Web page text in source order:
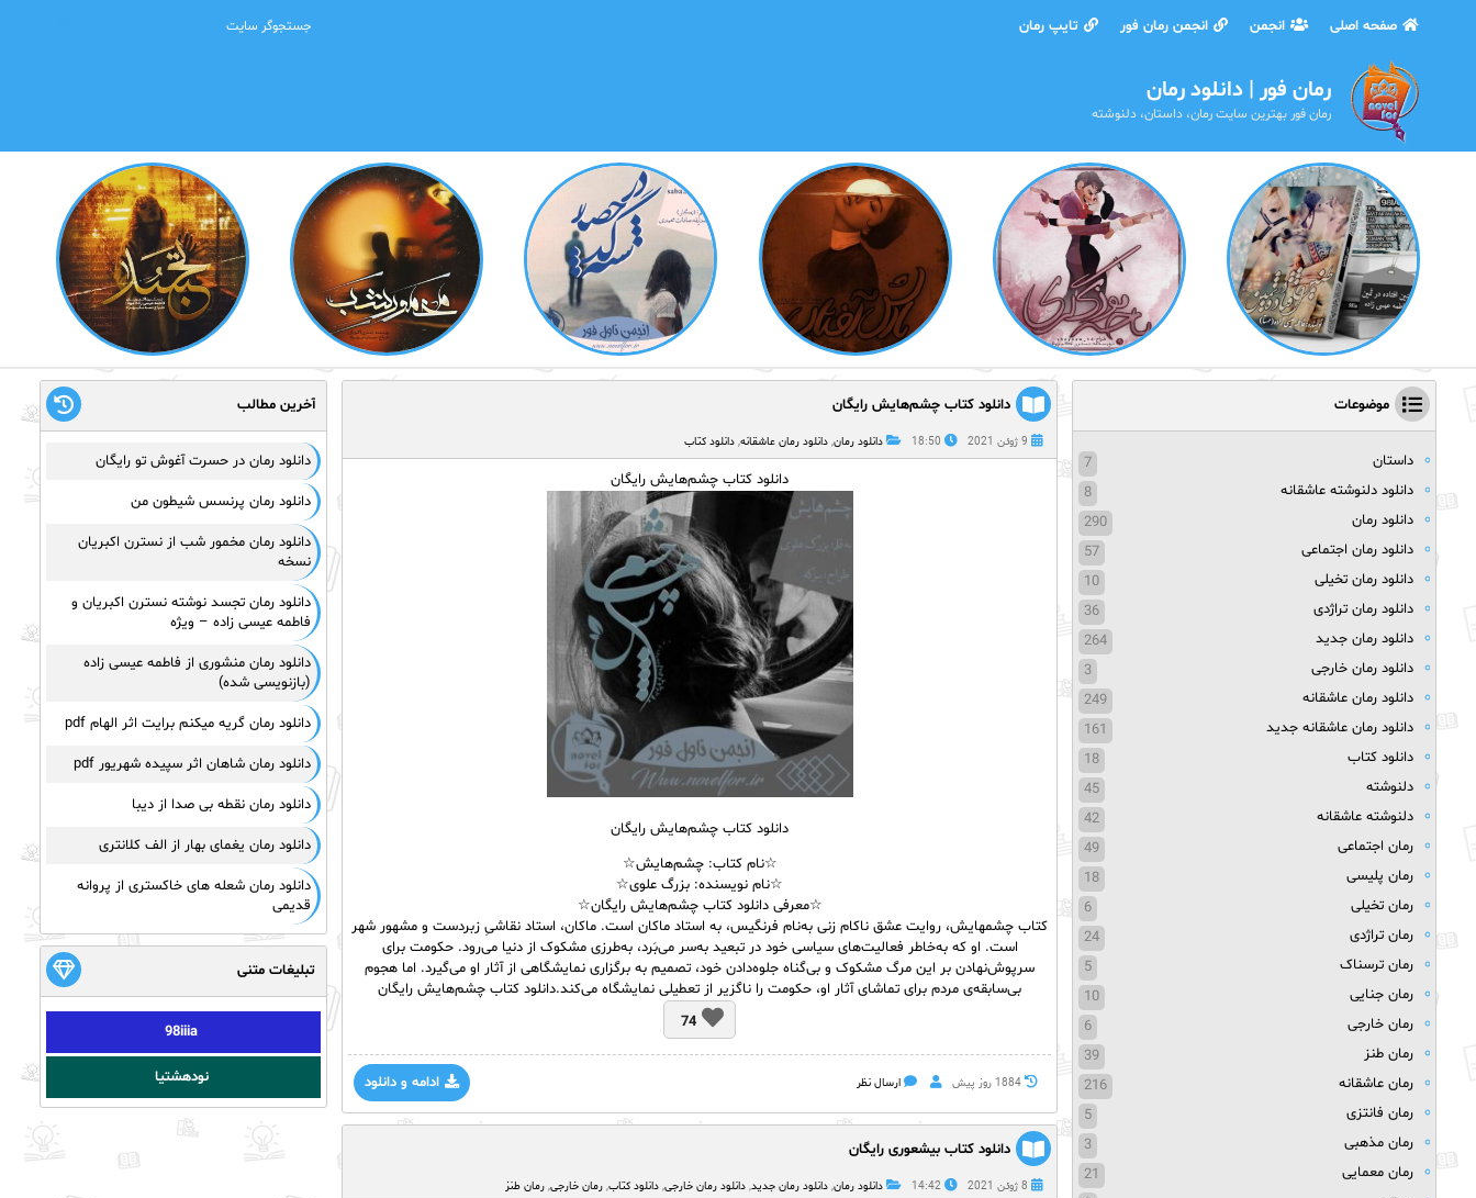
صفحه اصلی انجمن انجمن رمان فور تایپ رمان
رمان فور | دانلود رمان
رمان فور بهترین سایت رمان، داستان، دلنوشته
دانلود کتاب چشم‌هایش رایگان
9 ژوئن 2021 18:50 دانلود رمان, دانلود رمان عاشقانه, دانلود کتاب
دانلود کتاب چشم‌هایش رایگان
دانلود کتاب چشم‌هایش رایگان
☆نام کتاب: چشم‌هایش☆
☆نام نویسنده: بزرگ علوی☆
☆معرفی دانلود کتاب چشم‌هایش رایگان☆
کتاب چشمهایش، روایت عشق ناکام زنی به‌نام فرنگیس، به استاد ماکان است. ماکان، استاد نقاشیِ زبردست و مشهور شهر
است. او که به‌خاطر فعالیت‌های سیاسی خود در تبعید به‌سر می‌بَرد، به‌طرزی مشکوک از دنیا می‌رود. حکومت برای
سرپوش‌نهادن بر این مرگ مشکوک و بی‌گناه جلوه‌دادن خود، تصمیم به برگزاری نمایشگاهی از آثار او می‌گیرد. اما هجوم
بی‌سابقه‌ی مردم برای تماشای آثار او، حکومت را ناگزیر از تعطیلی نمایشگاه ‌می‌کند.دانلود کتاب چشم‌هایش رایگان
74
ادامه و دانلود 1884 روز پيش ارسال نظر
دانلود کتاب بیشعوری رایگان
8 ژوئن 2021 14:42 دانلود رمان, دانلود رمان جدید, دانلود رمان خارجی, دانلود کتاب, رمان خارجی, رمان طنز
موضوعات
داستان
7
دانلود دلنوشته عاشقانه
8
دانلود رمان
290
دانلود رمان اجتماعی
57
دانلود رمان تخیلی
10
دانلود رمان تراژدی
36
دانلود رمان جدید
264
دانلود رمان خارجی
3
دانلود رمان عاشقانه
249
دانلود رمان عاشقانه جدید
161
دانلود کتاب
18
دلنوشته
45
دلنوشته عاشقانه
42
رمان اجتماعی
49
رمان پلیسی
18
رمان تخیلی
6
رمان تراژدی
24
رمان ترسناک
5
رمان جنایی
10
رمان خارجی
6
رمان طنز
39
رمان عاشقانه
216
رمان فانتزی
5
رمان مذهبی
3
رمان معمایی
21
آخرین مطالب
دانلود رمان در حسرت آغوش تو رایگان
دانلود رمان پرنسس شیطون من
دانلود رمان مخمور شب از نسترن اکبریان
نسخه
دانلود رمان تجسد نوشته نسترن اکبریان و
فاطمه عیسی زاده – ویژه
دانلود رمان منشوری از فاطمه عیسی زاده
(بازنویسی شده)
دانلود رمان گریه میکنم برایت اثر الهام pdf
دانلود رمان شاهان اثر سپیده شهریور pdf
دانلود رمان نقطه بی صدا از دیبا
دانلود رمان یغمای بهار از الف کلانتری
دانلود رمان شعله های خاکستری از پروانه
قدیمی
تبلیغات متنی
98iiia
نودهشتیا